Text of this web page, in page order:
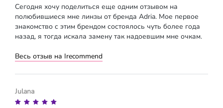
Сегодня хочу поделиться еще одним отзывом на
полюбившиеся мне линзы от бренда Adria. Мое первое
знакомство с этим брендом состоялось чуть более года
назад, я тогда искала замену так надоевшим мне очкам.
Весь отзыв на Irecommend
Julana